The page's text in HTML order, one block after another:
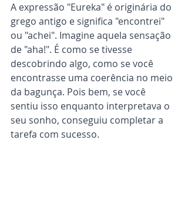
A expressão "Eureka" é originária do
grego antigo e significa "encontrei"
ou "achei". Imagine aquela sensação
de "aha!". É como se tivesse
descobrindo algo, como se você
encontrasse uma coerência no meio
da bagunça. Pois bem, se você
sentiu isso enquanto interpretava o
seu sonho, conseguiu completar a
tarefa com sucesso.